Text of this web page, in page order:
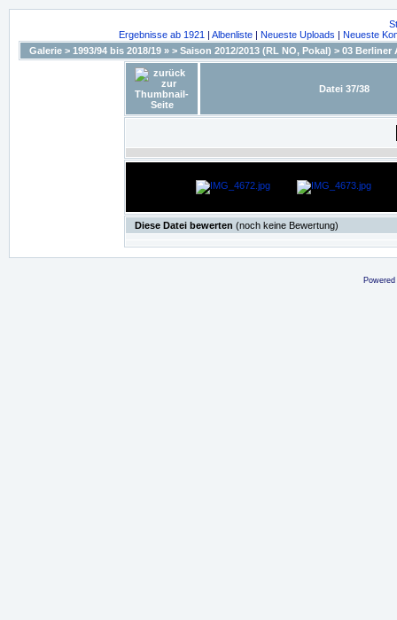
Ergebnisse ab 1921 | Albenliste| Neueste Uploads | Neueste
Galerie > 1993/94 bis 2018/19 » > Saison 2012/2013 (RL NO, Pokal) > 03 Berliner
Datei 37/38
Diese Datei bewerten (noch keine Bewertung)